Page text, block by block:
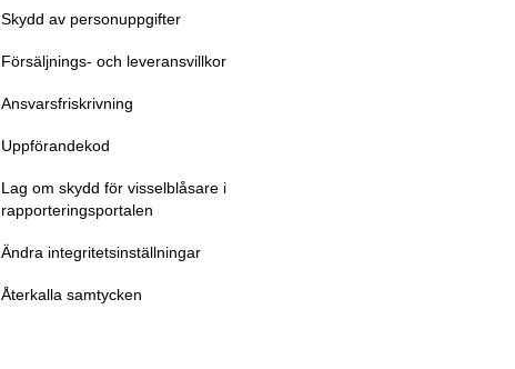
Skydd av personuppgifter
Försäljnings- och leveransvillkor
Ansvarsfriskrivning
Uppförandekod
Lag om skydd för visselblåsare i
rapporteringsportalen
Ändra integritetsinställningar
Återkalla samtycken